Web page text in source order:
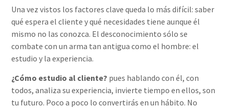
Una vez vistos los factores clave queda lo más difícil: saber
qué espera el cliente y qué necesidades tiene aunque él
mismo no las conozca. El desconocimiento sólo se
combate con un arma tan antigua como el hombre: el
estudio y la experiencia.
¿Cómo estudio al cliente? pues hablando con él, con
todos, analiza su experiencia, invierte tiempo en ellos, son
tu futuro. Poco a poco lo convertirás en un hábito. No